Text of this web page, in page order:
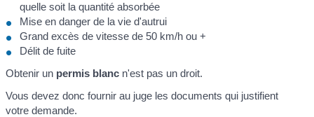
quelle soit la quantité absorbée
Mise en danger de la vie d'autrui
Grand excès de vitesse de 50 km/h ou +
Délit de fuite
Obtenir un permis blanc n'est pas un droit.
Vous devez donc fournir au juge les documents qui justifient
votre demande.